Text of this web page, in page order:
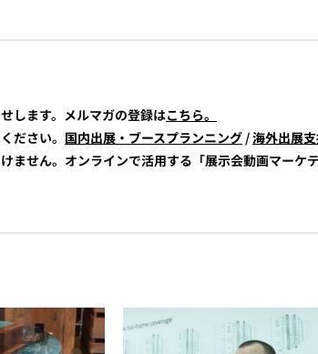
します。メルマガの登録はこちら。
ださい。 国内出展・ブースプランニング /海外出展
ません。オンラインで活用する「展示会動画マーケ